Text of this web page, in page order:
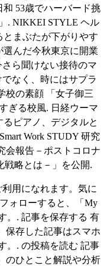
53歳でハーバード挑
. NIKKEI STYLE ヘル
とまぶたが下がりやす
んだ今秋東京に開業
ら聞けない接待のマ
なく、時にはサプラ
校の素顔 「女子御三
ぎる校風. 日経ウーマ
ピアノ、デジタルと
Work STUDY 研究
会報告－ポストコロナ
戦略とは－」を公開.
用になれます。気に
ォローすると、「My
。. 記事を保存する 有
保存した記事はスマホ
。. の投稿を読む 記事
のひとこと解説や分析